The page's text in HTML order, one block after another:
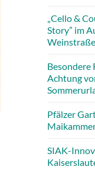
„Cello &
Story” im
Weinstraße
Besondere
Achtung
Pfälzer
SIAK-